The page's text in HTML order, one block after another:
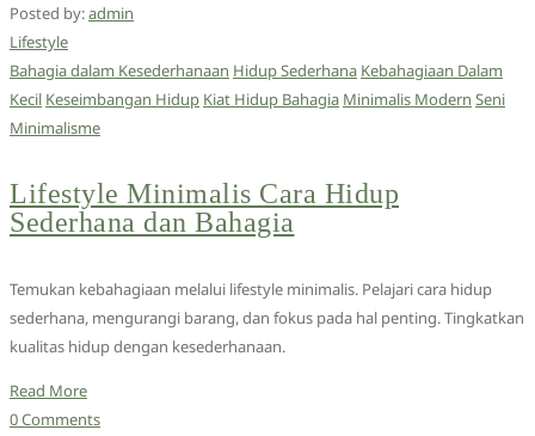
Posted by:admin
Lifestyle
Bahagia dalam Kesederhanaan Hidup Sederhana Kebahagiaan Dalam
Kecil Keseimbangan Hidup Kiat Hidup Bahagia Minimalis Modern Seni
Minimalisme
Lifestyle Minimalis Cara Hidup
Sederhana dan Bahagia
Temukan kebahagiaan melalui lifestyle minimalis. Pelajari cara hidup
sederhana, mengurangi barang, dan fokus pada hal penting. Tingkatkan
kualitas hidup dengan kesederhanaan.
Read More
0 Comments